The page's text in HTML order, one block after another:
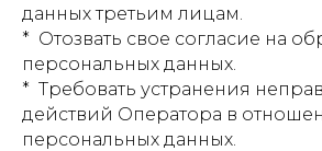
данных третьим лицам.
* Отозвать свое согласие на
персональных данных.
* Требовать устранения
действий Оператора в
персональных данных.